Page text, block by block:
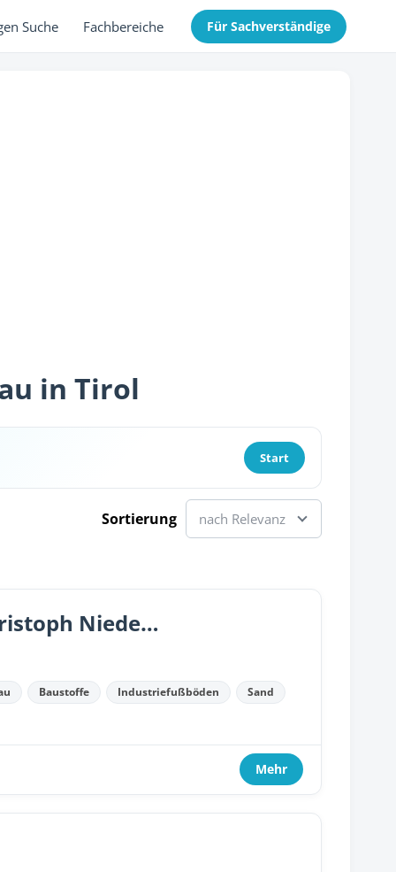
Suche Fachbereiche Für Sachverständige
in Tirol
Start
Sortierung nach Relevanz
Dipl.-Ing. Dr.techn. TR Patrick Christoph Niederegger
Baustoffe Industriefußböden Sand
Mehr